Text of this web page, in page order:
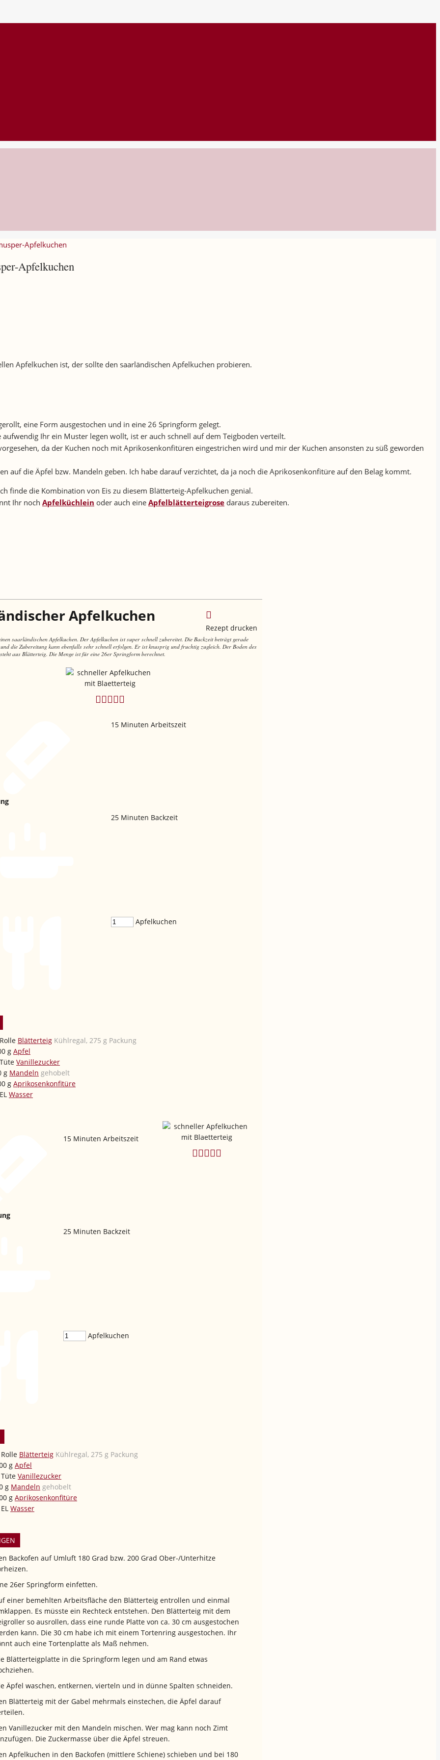
Apfelkuchen
Apfelkuchen
Apfelkuchen ist, der sollte den saarländischen Apfelkuchen probieren.
eine Form ausgestochen und in eine 26 Springform gelegt.
Ihr ein Muster legen wollt, ist er auch schnell auf dem Teigboden verteilt.
da der Kuchen noch mit Aprikosenkonfitüren eingestrichen wird und mir der Kuchen ansonsten zu süß geworden
auf die Äpfel bzw. Mandeln geben. Ich habe darauf verzichtet, da ja noch die Aprikosenkonfitüre auf den Belag kommt.
finde die Kombination von Eis zu diesem Blätterteig-Apfelkuchen genial.
Ihr noch Apfelküchlein oder auch eine Apfelblätterteigrose daraus zubereiten.
Rezept drucken
Apfelkuchen
saarländischen Apfelkuchen. Der Apfelkuchen ist super schnell zubereitet. Die Backzeit beträgt gerade
die Zubereitung kann ebenfalls sehr schnell erfolgen. Er ist knusprig und fruchtig zugleich. Der Boden des
aus Blätterteig. Die Menge ist für eine 26er Springform berechnet.
15 Minuten Arbeitszeit
25 Minuten Backzeit
Apfelkuchen
Rolle Blätterteig Kühlregal, 275 g Packung
g Apfel
Tüte Vanillezucker
g Mandeln gehobelt
g Aprikosenkonfitüre
EL Wasser
15 Minuten Arbeitszeit
25 Minuten Backzeit
Apfelkuchen
Rolle Blätterteig Kühlregal, 275 g Packung
g Apfel
Tüte Vanillezucker
g Mandeln gehobelt
g Aprikosenkonfitüre
EL Wasser
Backofen auf Umluft 180 Grad bzw. 200 Grad Ober-/Unterhitze
26er Springform einfetten.
einer bemehlten Arbeitsfläche den Blätterteig entrollen und einmal
Es müsste ein Rechteck entstehen. Den Blätterteig mit dem
so ausrollen, dass eine runde Platte von ca. 30 cm ausgestochen
kann. Die 30 cm habe ich mit einem Tortenring ausgestochen. Ihr
auch eine Tortenplatte als Maß nehmen.
Blätterteigplatte in die Springform legen und am Rand etwas
Äpfel waschen, entkernen, vierteln und in dünne Spalten schneiden.
Blätterteig mit der Gabel mehrmals einstechen, die Äpfel darauf
Vanillezucker mit den Mandeln mischen. Wer mag kann noch Zimt
Die Zuckermasse über die Äpfel streuen.
Apfelkuchen in den Backofen (mittlere Schiene) schieben und bei 180